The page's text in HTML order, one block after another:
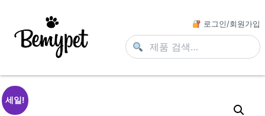
로그인/회원가입
세일!